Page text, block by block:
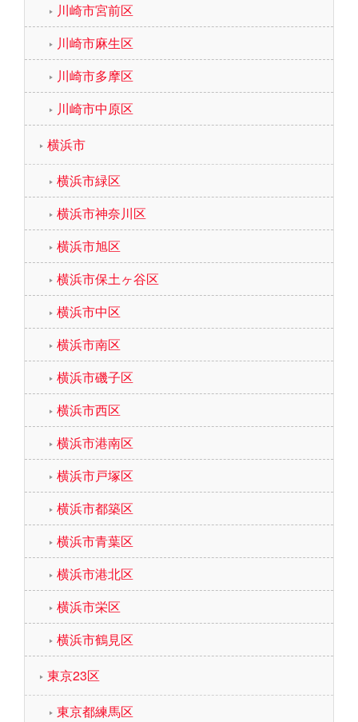
川崎市宮前区
川崎市麻生区
川崎市多摩区
川崎市中原区
横浜市
横浜市緑区
横浜市神奈川区
横浜市旭区
横浜市保土ヶ谷区
横浜市中区
横浜市南区
横浜市磯子区
横浜市西区
横浜市港南区
横浜市戸塚区
横浜市都築区
横浜市青葉区
横浜市港北区
横浜市栄区
横浜市鶴見区
東京23区
東京都練馬区